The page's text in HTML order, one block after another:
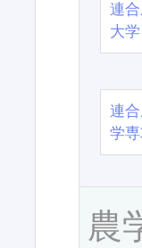
連
大学
連
学
農